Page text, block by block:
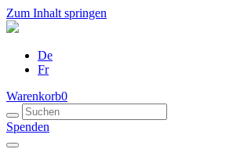
Zum Inhalt springen
De
Fr
Warenkorb0
Spenden